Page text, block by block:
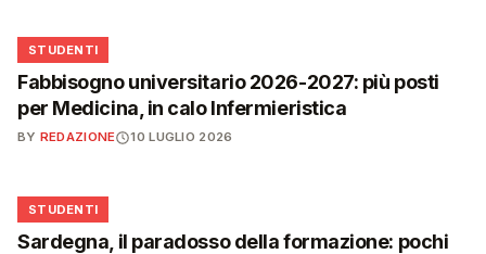
🎓
STUDENTI
Fabbisogno universitario 2026-2027: più posti
per Medicina, in calo Infermieristica
BY REDAZIONE 10 LUGLIO 2026
🎓
STUDENTI
Sardegna, il paradosso della formazione: pochi